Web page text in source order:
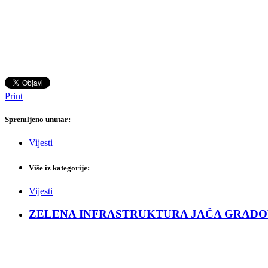
Print
Spremljeno unutar:
Vijesti
Više iz kategorije:
Vijesti
ZELENA INFRASTRUKTURA JAČA